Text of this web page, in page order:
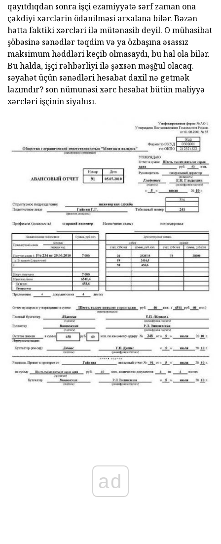
qayıtdıqdan sonra işçi ezamiyyətə sərf zaman ona
çəkdiyi xərclərin ödənilməsi arxalana bilər. Bəzən
hətta faktiki xərcləri ilə mütənasib deyil. O mühasibat
şöbəsinə sənədlər təqdim və ya özbaşına əsassız
maksimum həddləri keçib olmasaydı, bu hal ola bilər.
Bu halda, işçi rəhbərliyi ilə şəxsən məşğul olacaq.
səyahət üçün sənədləri hesabat daxil nə getmək
lazımdır? son nümunəsi xərc hesabat bütün maliyyə
xərcləri işçinin siyahısı.
ad